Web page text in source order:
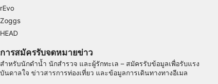
rEvo
Zoggs
HEAD
การสมัครรับจดหมายข่าว
สำหรับนักดำน้ำ นักสำรวจ และผู้รักทะเล – สมัครรับข้อมูลเพื่อรับแรง
บันดาลใจ ข่าวสารการท่องเที่ยว และข้อมูลการเดินทางทางอีเมล